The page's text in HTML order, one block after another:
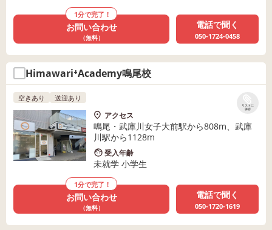
1分で完了！
お問い合わせ
（無料）
電話で聞く
050-1724-0458
Himawari⁺Academy鳴尾校
リストに
保存
空きあり 送迎あり
アクセス
鳴尾・武庫川女子大前駅から808m、武庫
川駅から1128m
受入年齢
未就学 小学生
1分で完了！
お問い合わせ
（無料）
電話で聞く
050-1720-1619